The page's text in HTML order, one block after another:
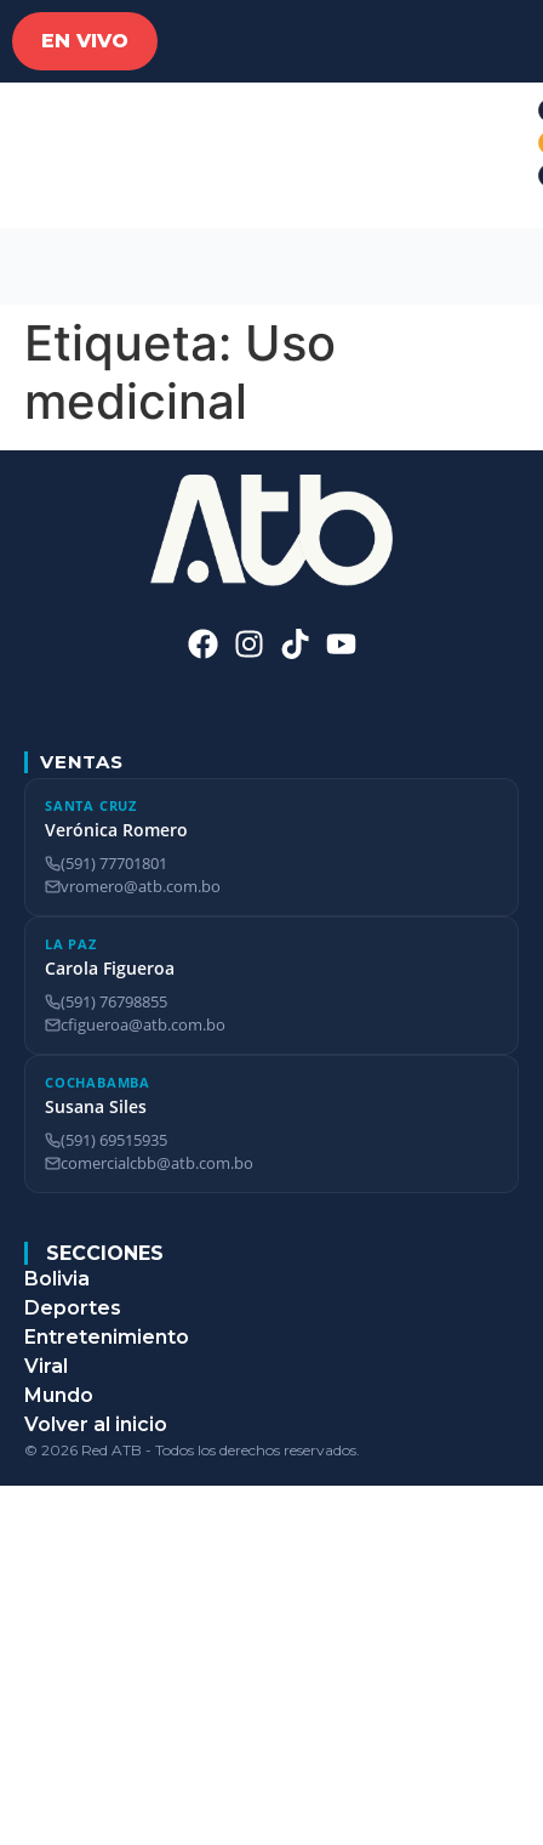
EN VIVO
Etiqueta: Uso
medicinal
VENTAS
SANTA CRUZ
Verónica Romero
(591) 77701801
vromero@atb.com.bo
LA PAZ
Carola Figueroa
(591) 76798855
cfigueroa@atb.com.bo
COCHABAMBA
Susana Siles
(591) 69515935
comercialcbb@atb.com.bo
SECCIONES
Bolivia
Deportes
Entretenimiento
Viral
Mundo
Volver al inicio
© 2026 Red ATB - Todos los derechos reservados.